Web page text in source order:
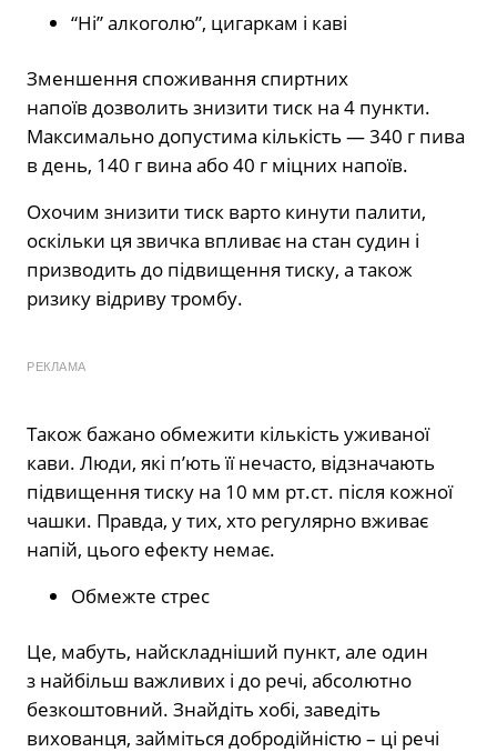
“Ні” алкоголю”, цигаркам і каві
Зменшення споживання спиртних
напоїв дозволить знизити тиск на 4 пункти.
Максимально допустима кількість — 340 г пива
в день, 140 г вина або 40 г міцних напоїв.
Охочим знизити тиск варто кинути палити,
оскільки ця звичка впливає на стан судин і
призводить до підвищення тиску, а також
ризику відриву тромбу.
РЕКЛАМА
Також бажано обмежити кількість уживаної
кави. Люди, які п’ють її нечасто, відзначають
підвищення тиску на 10 мм рт.ст. після кожної
чашки. Правда, у тих, хто регулярно вживає
напій, цього ефекту немає.
Обмежте стрес
Це, мабуть, найскладніший пункт, але один
з найбільш важливих і до речі, абсолютно
безкоштовний. Знайдіть хобі, заведіть
вихованця, займіться добродійністю – ці речі